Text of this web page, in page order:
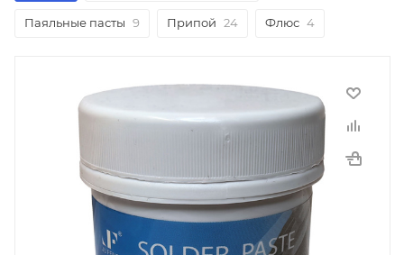
Паяльные пасты 9 Припой 24 Флюс 4